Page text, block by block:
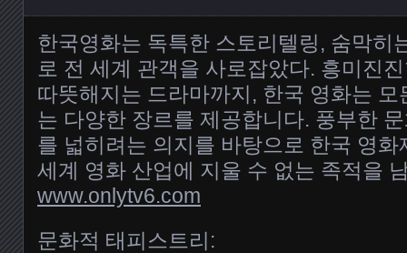
한국영화는 독특한 스토리텔링, 숨막히
로 전 세계 관객을 사로잡았다. 흥미진
따뜻해지는 드라마까지, 한국 영화는
는 다양한 장르를 제공합니다. 풍부한
를 넓히려는 의지를 바탕으로 한국 영
세계 영화 산업에 지울 수 없는 족적을
www.onlytv6.com
문화적 태피스트리: